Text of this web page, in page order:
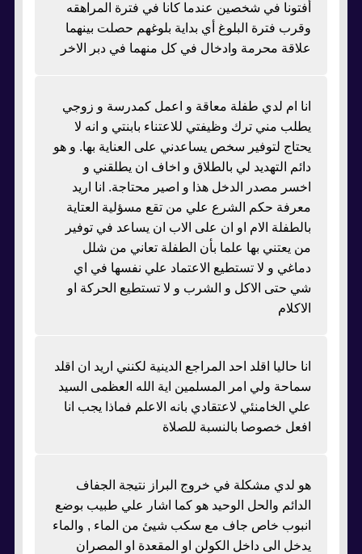
أفتونا في شخصين عندما كانا في فترة المراهقه
وقرب فترة البلوغ أي بداية بلوغهم حصلت بينهما
علاقة محرمة وادخال في كل منهما في دبر الاخر
انا ام لدي طفلة معاقة و اعمل كمدرسة و زوجي
يطلب مني ترك وظيفتي للاعتناء بابنتي و انه لا
يحتاج لتوفير سخص يساعدني على العناية بها. و هو
دائم التهديد لي بالطلاق و اخاف ان يطلقني و
اخسر مصدر الدخل هذا و اصير محتاجة. انا اريد
معرفة حكم الشرع علي من تقع مسؤلية العتاية
بالطفلة الام او ان على الاب ان يساعد في توفير
من يعتني بها علما بأن الطفلة تعاني من شلل
دماغي و لا تستطيع الاعتماد علي نفسها في اي
شي حتى الاكل و الشرب و لا تستطيع الحركة او
الاكلام
انا حاليا اقلد احد المراجع الدينية لكنني اريد ان اقلد
سماحة ولي امر المسلمين اية الله العظمى السيد
علي الخامنئي لاعتقادي بانه الاعلم فماذا يجب انا
افعل خصوصا بالنسبة للصلاة
هو لدي مشكلة في خروج البراز نتيجة الجفاف
الدائم والحل الوحيد هو كما اشار علي طبيب بوضع
انبوب خاص جاف مع سكب شيئ من الماء , والماء
يدخل الى داخل الكولن او المقعدة او المصران